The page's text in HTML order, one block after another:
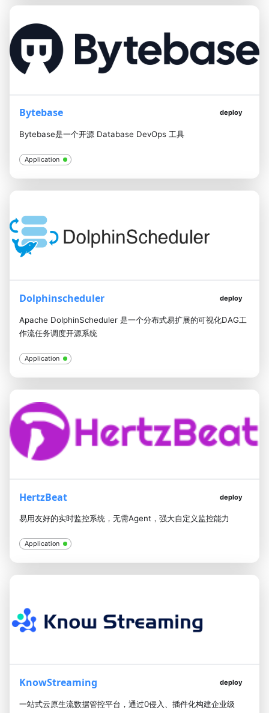
Bytebase deploy
Bytebase是一个开源 Database DevOps 工具
Application
Dolphinscheduler deploy
Apache DolphinScheduler 是一个分布式易扩展的可视化DAG工
作流任务调度开源系统
Application
HertzBeat deploy
易用友好的实时监控系统，无需Agent，强大自定义监控能力
Application
KnowStreaming deploy
一站式云原生流数据管控平台，通过0侵入、插件化构建企业级